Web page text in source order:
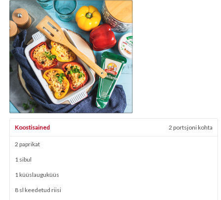
2 portsjoni kohta
Koostisained
2 paprikat
1 sibul
1 küüslauguküüs
8 sl keedetud riisi